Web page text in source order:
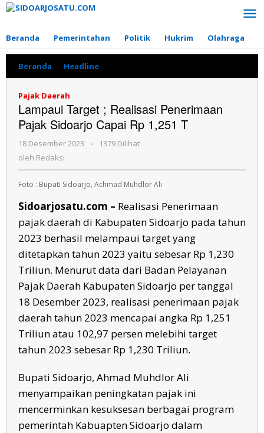
Lewati
Beranda
Pemerintahan Politik Hukrim Olahraga
Beranda Headline
Target
Penerimaan
Pajak
Sidoarjo
Capai
1,251
Pajak Daerah
Lampaui Target ; Realisasi Penerimaan
Pajak Sidoarjo Capai Rp 1,251 T
18 Desember 2023
oleh
-
1379 Dilihat
oleh Redaksi
Foto : Bupati Sidoarjo, Achmad Muhdlor Ali
Sidoarjosatu.com – Realisasi Penerimaan
pajak daerah di Kabupaten Sidoarjo pada tahun
2023 berhasil melampaui target yang
ditetapkan tahun 2023 yaitu sebesar Rp 1,230
Triliun. Menurut data dari Badan Pelayanan
Pajak Daerah Kabupaten Sidoarjo per tanggal
18 Desember 2023, realisasi penerimaan pajak
daerah tahun 2023 mencapai angka Rp 1,251
Triliun atau 102,97 persen melebihi target
tahun 2023 sebesar Rp 1,230 Triliun.
Bupati Sidoarjo, Ahmad Muhdlor Ali
menyampaikan peningkatan pajak ini
mencerminkan kesuksesan berbagai program
pemerintah Kabuapten Sidoarjo dalam